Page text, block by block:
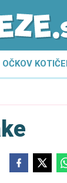
OČKOV